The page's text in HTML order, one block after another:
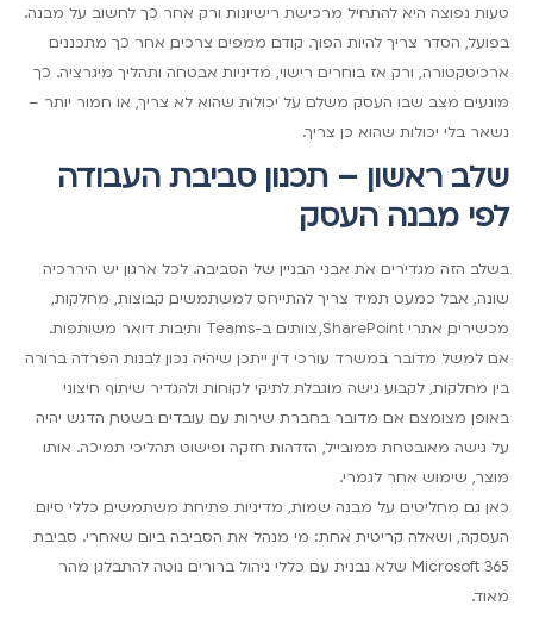
טעות נפוצה היא להתחיל מרכישת רישיונות ורק אחר כך לחשוב על מבנה.
בפועל, הסדר צריך להיות הפוך. קודם ממפים צרכים, אחר כך מתכננים
ארכיטקטורה, ורק אז בוחרים רישוי, מדיניות אבטחה ותהליך מיגרציה. כך
מונעים מצב שבו העסק משלם על יכולות שהוא לא צריך, או חמור יותר –
נשאר בלי יכולות שהוא כן צריך.
שלב ראשון – תכנון סביבת העבודה
לפי מבנה העסק
בשלב הזה מגדירים את אבני הבניין של הסביבה. לכל ארגון יש היררכיה
שונה, אבל כמעט תמיד צריך להתייחס למשתמשים, קבוצות, מחלקות,
מכשירים, אתרי SharePoint, צוותים ב-Teams ותיבות דואר משותפות.
אם למשל מדובר במשרד עורכי דין, ייתכן שיהיה נכון לבנות הפרדה ברורה
בין מחלקות, לקבוע גישה מוגבלת לתיקי לקוחות ולהגדיר שיתוף חיצוני
באופן מצומצם. אם מדובר בחברת שירות עם עובדים בשטח, הדגש יהיה
על גישה מאובטחת ממובייל, הזדהות חזקה ופישוט תהליכי תמיכה. אותו
מוצר, שימוש אחר לגמרי.
כאן גם מחליטים על מבנה שמות, מדיניות פתיחת משתמשים, כללי סיום
העסקה, ושאלה קריטית אחת: מי מנהל את הסביבה ביום שאחרי. סביבת
Microsoft 365 שלא נבנית עם כללי ניהול ברורים נוטה להתבלגן מהר
מאוד.